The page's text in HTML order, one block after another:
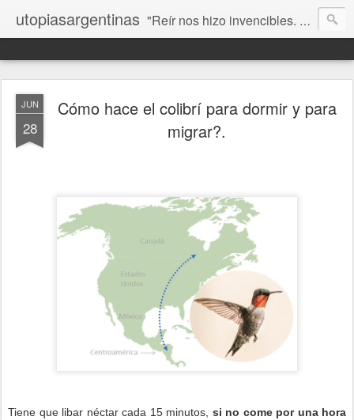
utopiasargentinas "Reír nos hizo invencibles. No como los que siempre ganan, sino como aquellos que no se rinden”. Frida Kahlo
JUN
28
Cómo hace el colibrí para dormir y para
migrar?.
Tiene que libar néctar cada 15 minutos, si no come por una hora